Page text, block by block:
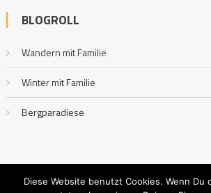
BLOGROLL
Wandern mit Familie
Winter mit Familie
Bergparadiese
Diese Website benutzt Cookies. Wenn Du